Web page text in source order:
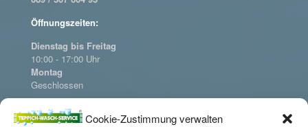
Cookie-Zustimmung verwalten
Öffnungszeiten:
Dienstag bis Freitag
10:00 - 17:00 Uhr
Montag
Geschlossen